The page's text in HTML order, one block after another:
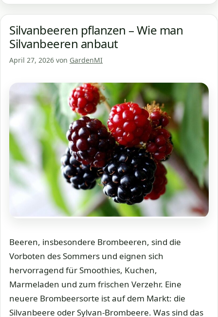
Silvanbeeren pflanzen – Wie man
Silvanbeeren anbaut
April 27, 2026 von GardenMI
Beeren, insbesondere Brombeeren, sind die
Vorboten des Sommers und eignen sich
hervorragend für Smoothies, Kuchen,
Marmeladen und zum frischen Verzehr. Eine
neuere Brombeersorte ist auf dem Markt: die
Silvanbeere oder Sylvan-Brombeere. Was sind das